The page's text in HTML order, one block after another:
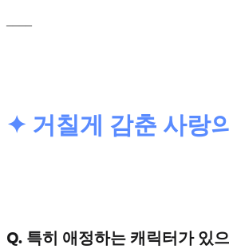
✦ 거칠게 감춘 사랑
Q. 특히 애정하는 캐릭터가 있